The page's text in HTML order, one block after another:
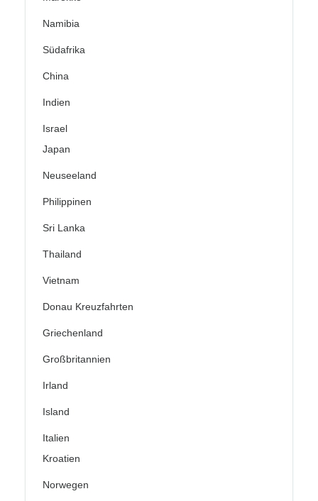
Namibia
Südafrika
China
Indien
Israel
Japan
Neuseeland
Philippinen
Sri Lanka
Thailand
Vietnam
Donau Kreuzfahrten
Griechenland
Großbritannien
Irland
Island
Italien
Kroatien
Norwegen